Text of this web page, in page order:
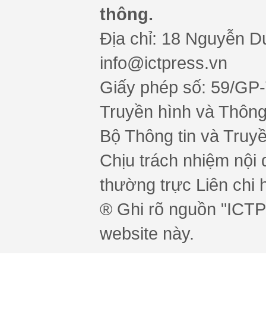
thông.
Địa chỉ: 18 Nguyễn
info@ictpress.vn
Giấy phép số: 59/
Truyền hình và
Bộ Thông tin và
Chịu trách nhiệm nội
thường trực Liên chi
® Ghi rõ nguồn
website này.